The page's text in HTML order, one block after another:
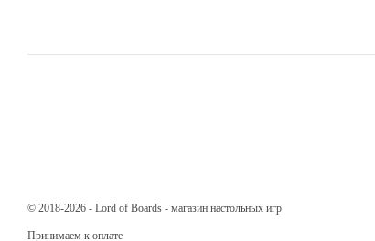
© 2018-2026 - Lord of Boards - магазин настольных игр
Принимаем к оплате